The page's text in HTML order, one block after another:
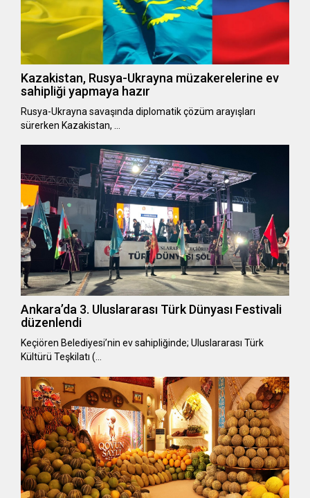
Kazakistan, Rusya-Ukrayna müzakerelerine ev
sahipliği yapmaya hazır
Rusya-Ukrayna savaşında diplomatik çözüm arayışları
sürerken Kazakistan, …
Ankara’da 3. Uluslararası Türk Dünyası Festivali
düzenlendi
Keçiören Belediyesi’nin ev sahipliğinde; Uluslararası Türk
Kültürü Teşkilatı (…